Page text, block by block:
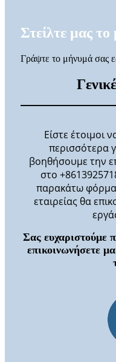
Στείλτε μας
Γράψτε το μήνυμά σας
Είστε έτοιμοι
περισσότερα
βοηθήσουμε την
στο
παρακάτω φόρμα
εταιρείας θα
Σας ευχαριστούμε
επικοινωνήσετε